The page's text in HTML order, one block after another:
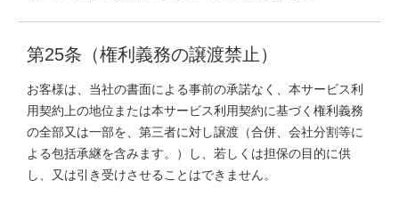
第25条（権利義務の譲渡禁止）
お客様は、当社の書面による事前の承諾なく、本サービス利
用契約上の地位または本サービス利用契約に基づく権利義務
の全部又は一部を、第三者に対し譲渡（合併、会社分割等に
よる包括承継を含みます。）し、若しくは担保の目的に供
し、又は引き受けさせることはできません。